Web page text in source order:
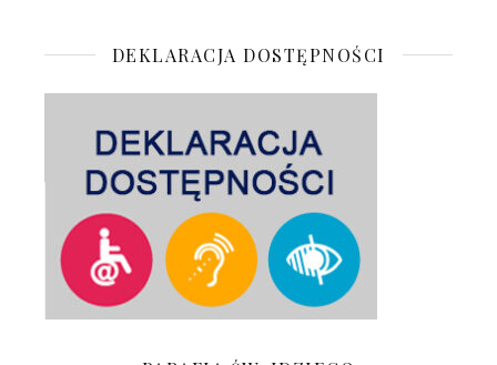
DEKLARACJA DOSTĘPNOŚCI